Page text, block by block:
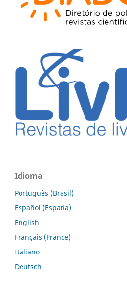
Idioma
Português (Brasil)
Español (España)
English
Français (France)
Italiano
Deutsch